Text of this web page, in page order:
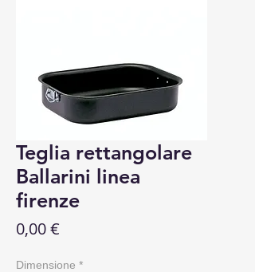
Teglia rettangolare
Ballarini linea
firenze
0,00 €
Dimensione *